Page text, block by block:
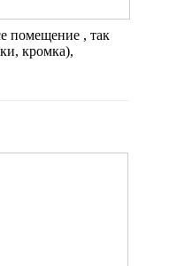
помещение , так
кромка),